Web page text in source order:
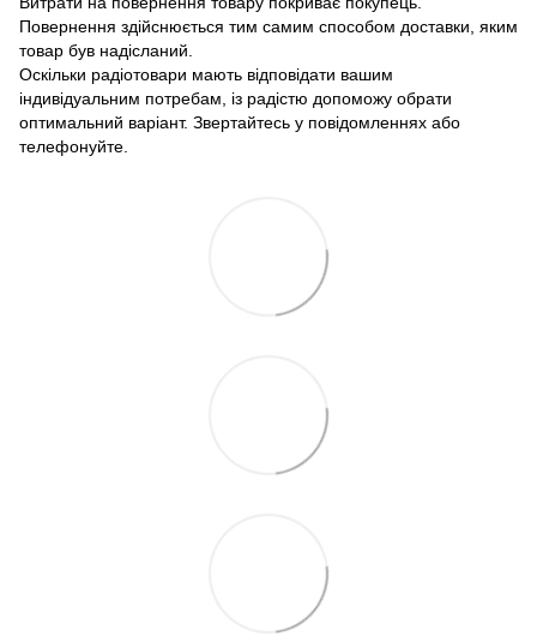
Повернення здійснюється тим самим способом доставки, яким
товар був надісланий.
Оскільки радіотовари мають відповідати вашим
індивідуальним потребам, із радістю допоможу обрати
оптимальний варіант. Звертайтесь у повідомленнях або
телефонуйте.